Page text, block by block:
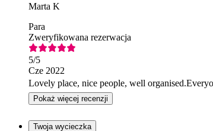
Marta K
Para
Zweryfikowana rezerwacja
5/5
Cze 2022
Lovely place, nice people, well
Pokaż więcej recenzji
Twoja wycieczka